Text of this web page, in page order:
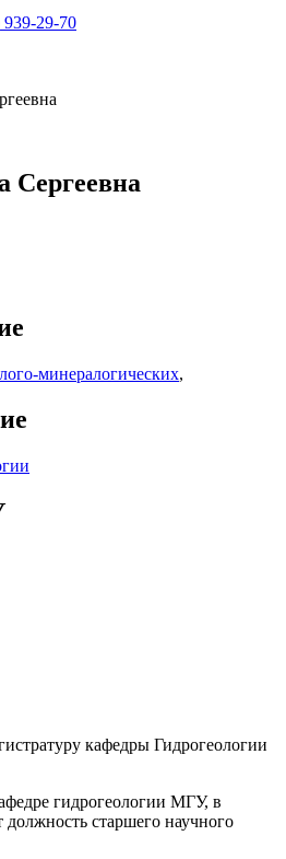
29-70
Сергеевна
минералогических,
кафедры Гидрогеологии
гидрогеологии МГУ, в
должность старшего научного